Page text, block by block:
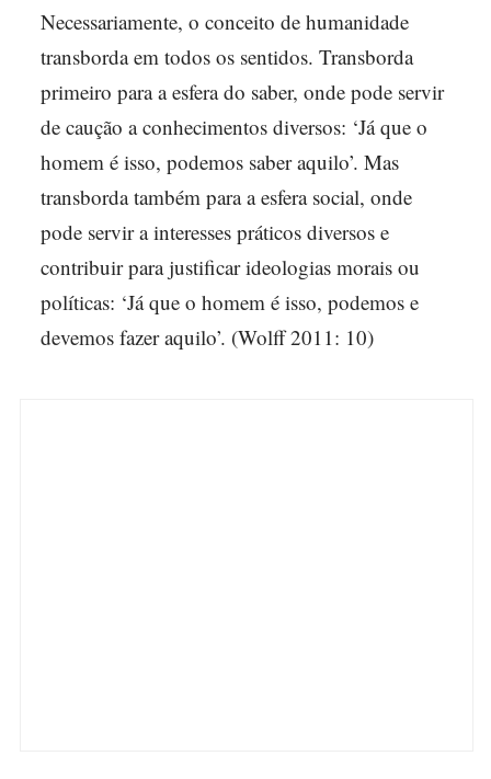
Necessariamente, o conceito de humanidade
transborda em todos os sentidos. Transborda
primeiro para a esfera do saber, onde pode servir
de caução a conhecimentos diversos: ‘Já que o
homem é isso, podemos saber aquilo’. Mas
transborda também para a esfera social, onde
pode servir a interesses práticos diversos e
contribuir para justificar ideologias morais ou
políticas: ‘Já que o homem é isso, podemos e
devemos fazer aquilo’. (Wolff 2011: 10)